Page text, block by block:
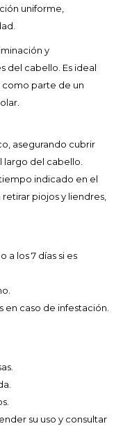
uniforme,
y
del cabello. Es ideal
como parte de un
asegurando cubrir
del cabello.
indicado en el
piojos y liendres,
a los 7 días si es
en caso de infestación.
su uso y consultar